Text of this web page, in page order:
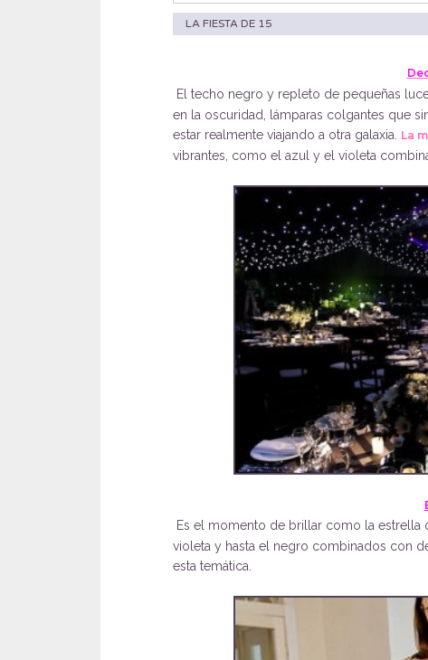
LA FIESTA DE 15
El techo negro y repleto de pequeñas
en la oscuridad, lámparas colgantes que
estar realmente viajando a otra galaxia. La
vibrantes, como el azul y el violeta
Es el momento de brillar como la estrella
violeta y hasta el negro combinados con
esta temática.